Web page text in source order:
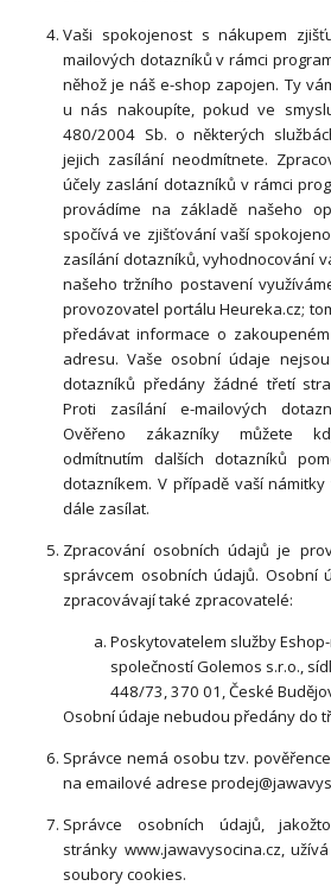
Vaši spokojenost s nákupem
mailových dotazníků v rámci
něhož je náš e-shop zapojen. Ty
u nás nakoupíte, pokud ve
480/2004 Sb. o některých
jejich zasílání neodmítnete.
účely zaslání dotazníků v rámci
provádíme na základě našeho
spočívá ve zjišťování vaší
zasílání dotazníků, vyhodnocování
našeho tržního postavení
provozovatel portálu Heureka.cz;
předávat informace o
adresu. Vaše osobní údaje
dotazníků předány žádné třetí
Proti zasílání e-mailových
Ověřeno zákazníky můžete
odmítnutím dalších dotazníků
dotazníkem. V případě vaší
dále zasílat.
Zpracování osobních údajů je
správcem osobních údajů. Osobní
zpracovávají také zpracovatelé:
Poskytovatelem služby
společností Golemos s.r.o.,
448/73, 370 01, České
Osobní údaje nebudou předány do
Správce nemá osobu tzv.
na emailové adrese
Správce osobních údajů,
stránky www.jawavysocina.cz,
soubory cookies.